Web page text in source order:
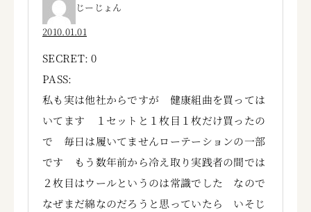
じーじょん
2010.01.01
SECRET: 0
PASS:
私も実は他社からですが 健康組曲を買っては
いてます １セットと１枚目１枚だけ買ったの
で 毎日は履いてませんローテーションの一部
です もう数年前から冷え取り実践者の間では
２枚目はウールというのは常識でした なので
なぜまだ綿なのだろうと思っていたら いそじ